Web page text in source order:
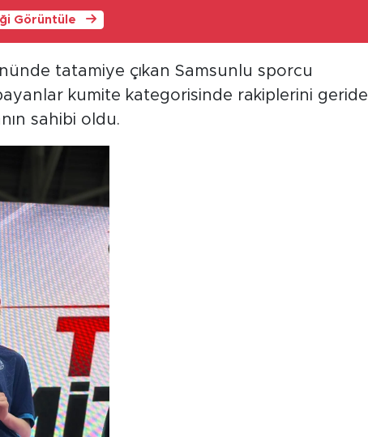
Görüntüle
tatamiye çıkan Samsunlu sporcu
kumite kategorisinde rakiplerini geride
sahibi oldu.